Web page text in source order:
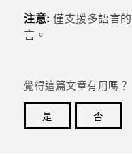
登入
注意: 僅支援多語言
言。
覺得這篇文章有用嗎？
是
否